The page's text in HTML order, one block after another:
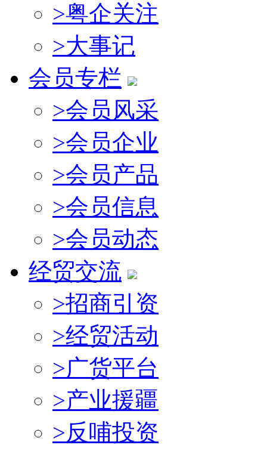
>粤企关注
>大事记
会员专栏
>会员风采
>会员企业
>会员产品
>会员信息
>会员动态
经贸交流
>招商引资
>经贸活动
>广货平台
>产业援疆
>反哺投资